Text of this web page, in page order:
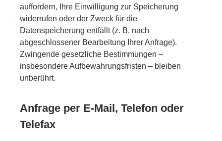
auffordern, Ihre Einwilligung zur Speicherung
widerrufen oder der Zweck für die
Datenspeicherung entfällt (z. B. nach
abgeschlossener Bearbeitung Ihrer Anfrage).
Zwingende gesetzliche Bestimmungen –
insbesondere Aufbewahrungsfristen – bleiben
unberührt.
Anfrage per E-Mail, Telefon oder
Telefax